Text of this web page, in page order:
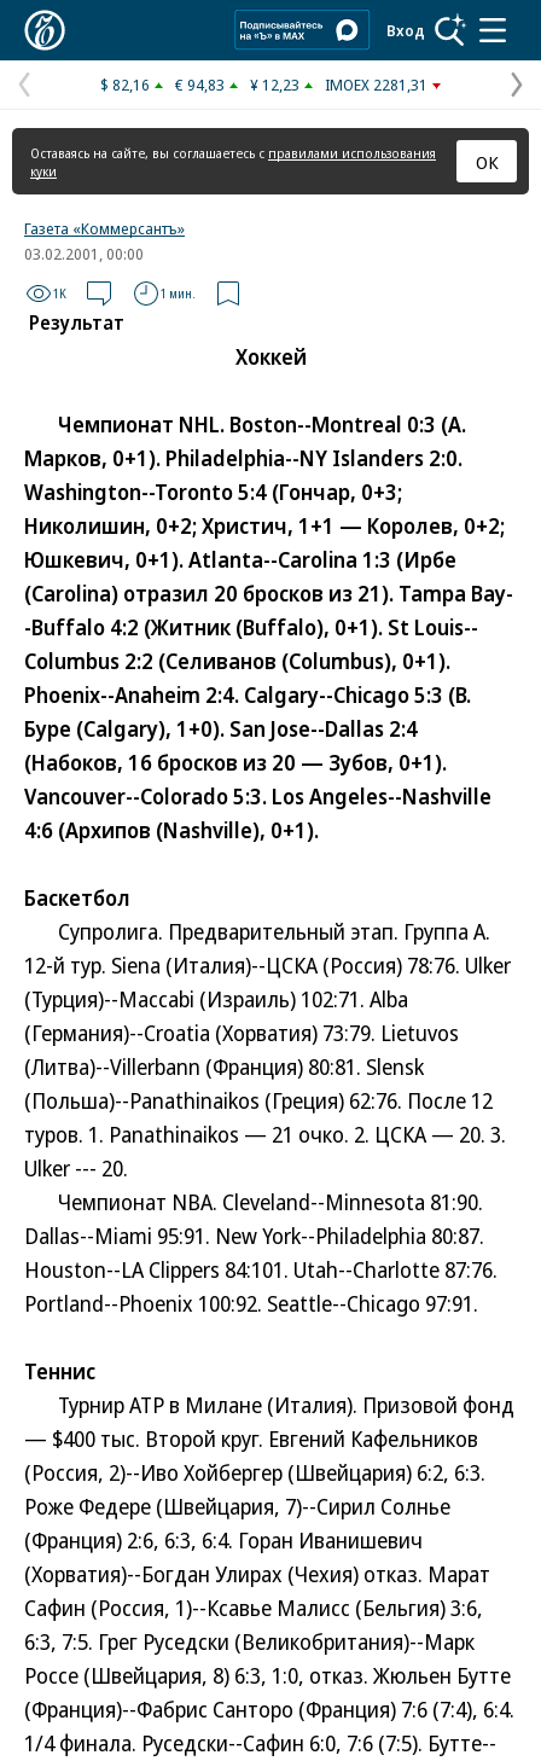
Вход
Предыдущая
страница
$ 82,16 € 94,83 ¥ 12,23 IMOEX 2281,31
Оставаясь на сайте, вы соглашаетесь с правилами использования
куки
ОК
Газета «Коммерсантъ»
03.02.2001, 00:00
1K 1 мин.
Результат
Хоккей
Чемпионат NHL. Boston--Montreal 0:3 (А.
Марков, 0+1). Philadelphia--NY Islanders 2:0.
Washington--Toronto 5:4 (Гончар, 0+3;
Николишин, 0+2; Христич, 1+1 — Королев, 0+2;
Юшкевич, 0+1). Atlanta--Carolina 1:3 (Ирбе
(Carolina) отразил 20 бросков из 21). Tampa Bay-
-Buffalo 4:2 (Житник (Buffalo), 0+1). St Louis--
Columbus 2:2 (Селиванов (Columbus), 0+1).
Phoenix--Anaheim 2:4. Calgary--Chicago 5:3 (В.
Буре (Calgary), 1+0). San Jose--Dallas 2:4
(Набоков, 16 бросков из 20 — Зубов, 0+1).
Vancouver--Colorado 5:3. Los Angeles--Nashville
4:6 (Архипов (Nashville), 0+1).
Баскетбол
Супролига. Предварительный этап. Группа A.
12-й тур. Siena (Италия)--ЦСКА (Россия) 78:76. Ulker
(Турция)--Maccabi (Израиль) 102:71. Alba
(Германия)--Croatia (Хорватия) 73:79. Lietuvos
(Литва)--Villerbann (Франция) 80:81. Slensk
(Польша)--Panathinaikos (Греция) 62:76. После 12
туров. 1. Panathinaikos — 21 очко. 2. ЦСКА — 20. 3.
Ulker --- 20.
Чемпионат NBA. Cleveland--Minnesota 81:90.
Dallas--Miami 95:91. New York--Philadelphia 80:87.
Houston--LA Clippers 84:101. Utah--Charlotte 87:76.
Portland--Phoenix 100:92. Seattle--Chicago 97:91.
Теннис
Турнир ATP в Милане (Италия). Призовой фонд
— $400 тыс. Второй круг. Евгений Кафельников
(Россия, 2)--Иво Хойбергер (Швейцария) 6:2, 6:3.
Роже Федере (Швейцария, 7)--Сирил Солнье
(Франция) 2:6, 6:3, 6:4. Горан Иванишевич
(Хорватия)--Богдан Улирах (Чехия) отказ. Марат
Сафин (Россия, 1)--Ксавье Малисс (Бельгия) 3:6,
6:3, 7:5. Грег Руседски (Великобритания)--Марк
Россе (Швейцария, 8) 6:3, 1:0, отказ. Жюльен Бутте
(Франция)--Фабрис Санторо (Франция) 7:6 (7:4), 6:4.
1/4 финала. Руседски--Сафин 6:0, 7:6 (7:5). Бутте--